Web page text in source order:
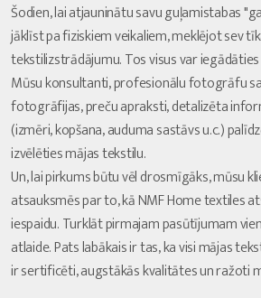
Šodien, lai atjauninātu savu guļamistabas
jāklīst pa fiziskiem veikaliem, meklējot sev
tekstilizstrādājumu. Tos visus var
Mūsu konsultanti, profesionālu fotogrāfu
fotogrāfijas, preču apraksti, detalizēta
(izmēri, kopšana, auduma sastāvs u.c.)
izvēlēties mājas tekstilu.
Un, lai pirkums būtu vēl drosmīgāks, mūsu
atsauksmēs par to, kā NMF Home textiles
iespaidu. Turklāt pirmajam pasūtījumam
atlaide. Pats labākais ir tas, ka visi mājas
ir sertificēti, augstākās kvalitātes un ražoti